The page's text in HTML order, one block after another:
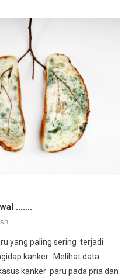
…….
yang paling sering terjadi
kanker. Melihat data
kanker paru pada pria dan